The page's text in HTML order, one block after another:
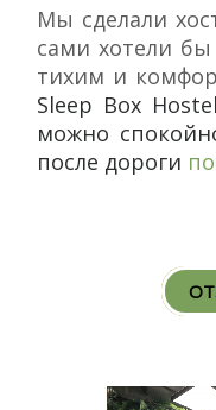
Мы сделали
сами хотели
тихим и
Sleep Box
можно
после дороги